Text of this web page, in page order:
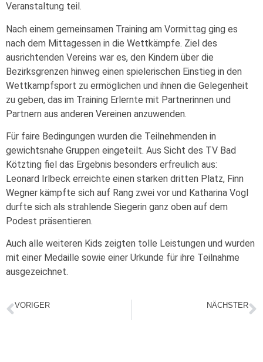
Veranstaltung teil.
Nach einem gemeinsamen Training am Vormittag ging es
nach dem Mittagessen in die Wettkämpfe. Ziel des
ausrichtenden Vereins war es, den Kindern über die
Bezirksgrenzen hinweg einen spielerischen Einstieg in den
Wettkampfsport zu ermöglichen und ihnen die Gelegenheit
zu geben, das im Training Erlernte mit Partnerinnen und
Partnern aus anderen Vereinen anzuwenden.
Für faire Bedingungen wurden die Teilnehmenden in
gewichtsnahe Gruppen eingeteilt. Aus Sicht des TV Bad
Kötzting fiel das Ergebnis besonders erfreulich aus:
Leonard Irlbeck erreichte einen starken dritten Platz, Finn
Wegner kämpfte sich auf Rang zwei vor und Katharina Vogl
durfte sich als strahlende Siegerin ganz oben auf dem
Podest präsentieren.
Auch alle weiteren Kids zeigten tolle Leistungen und wurden
mit einer Medaille sowie einer Urkunde für ihre Teilnahme
ausgezeichnet.
VORIGER NÄCHSTER